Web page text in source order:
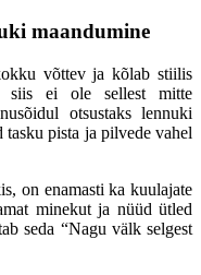
maandumine
võttev ja kõlab stiilis
siis ei ole sellest mitte
otsustaks lennuki
pista ja pilvede vahel
on enamasti ka kuulajate
minekut ja nüüd ütled
seda “Nagu välk selgest